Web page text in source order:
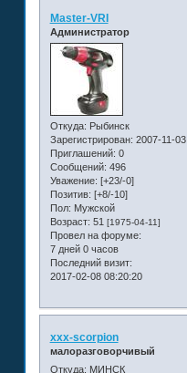
Master-VRI
Администратор
Откуда: Рыбинск
Зарегистрирован: 2007-11-03
Приглашений: 0
Сообщений: 496
Уважение: [+23/-0]
Позитив: [+8/-10]
Пол: Мужской
Возраст: 51 [1975-04-11]
Провел на форуме:
7 дней 0 часов
Последний визит:
2017-02-08 08:20:20
xxx-scorpion
малоразговорчивый
Откуда: МИНСК